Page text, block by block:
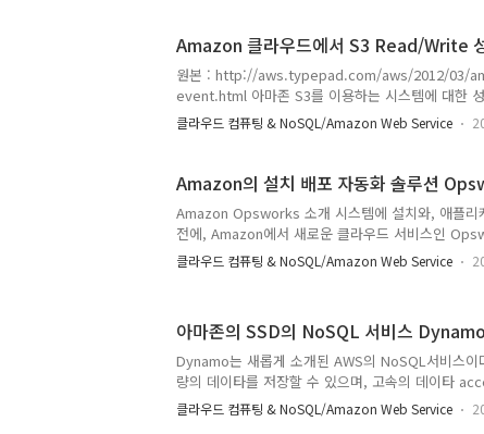
는다. 대신 DNS 주소를 가지는데, 테스트를 해보면
는 경우에 따라서 1개 이상의 주소를 리턴하게 된
하기 위해..
Amazon 클라우드에서 S3 Read/Write
원본 : http://aws.typepad.com/aws/2012/03/
event.html 아마존 S3를 이용하는 시스템에 대한
그 원인을 보면 다음과 같은 원리가 작용한다. 원인
적으로 파일을 여러개의 디스크에 분할 저장하는데
유발하고 결과적으로 성능이 떨어지게 되는 것이다
클라우드 컴퓨팅 & NoSQL/Amazon Web Service
Amazon의 설치 배포 자동화 솔루션
Amazon Opsworks 소개 시스템에 설치와, 애플리
전에, Amazon에서 새로운 클라우드 서비스인
처:Amazon Opsworks 소개 페이지] 비단 클라우드
을 개발하다보면, 당면 하는 과제중의 하나가, 소프
하고, 여러 솔루션들 설치해서 사용하고, 시스템의
다. 그래서, 이러한 제품 설치를 자동화 하는 영역이
Configuration Management(이하 CM)이라고 한
클라우드 컴퓨팅 & NoSQL/Amazon Web Service
아마존의 SSD의 NoSQL 서비스 Dynamo
Dynamo는 새롭게 소개된 AWS의 NoSQL서비스
량의 데이타를 저장할 수 있으며, 고속의 데이타
델 먼저 데이타 모델을 살펴보자, RDBMS의 일반적
만, 조금 더 유연성을 가지고 있다. RDBMS와 똑같
클라우드 컴퓨팅 & NoSQL/Amazon Web Service